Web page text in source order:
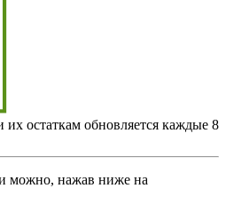
остаткам обновляется каждые 8
можно, нажав ниже на